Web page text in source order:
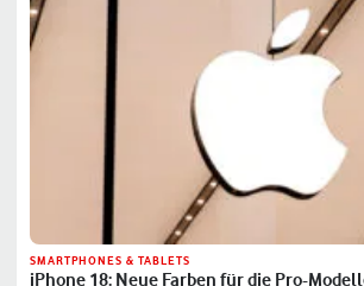
SMARTPHONES & TABLETS
iPhone 18: Neue Farben für die Pro-